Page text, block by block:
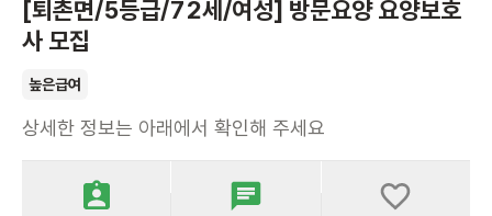
[퇴촌면/5등급/72세/여성] 방문요양 요양보호
사 모집
높은급여
상세한 정보는 아래에서 확인해 주세요